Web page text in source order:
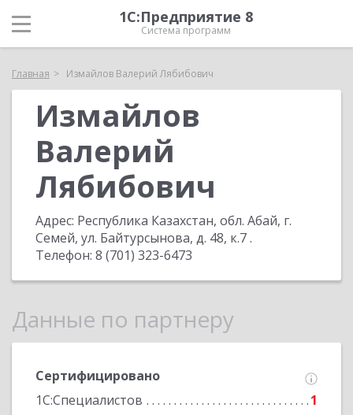
1С:Предприятие 8
Система программ
Главная Измайлов Валерий Лябибович
Измайлов
Валерий
Лябибович
Адрес: Республика Казахстан, обл. Абай, г.
Семей, ул. Байтурсынова, д. 48, к.7.
Телефон: 8 (701) 323-6473
Данные по партнеру
Сертифицировано
1С:Специалистов
1